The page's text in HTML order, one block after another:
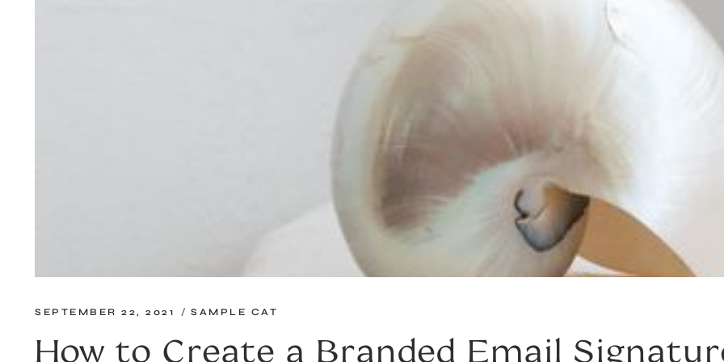
SEPTEMBER 22, 2021 SAMPLE CAT
How to Create a Branded Email